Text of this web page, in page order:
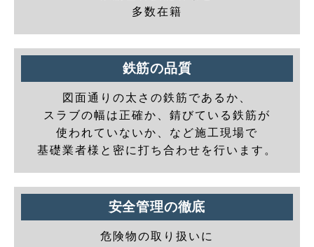
多数在籍
鉄筋の品質
図面通りの太さの鉄筋であるか、
スラブの幅は正確か、錆びている鉄筋が
使われていないか、など施工現場で
基礎業者様と密に打ち合わせを行います。
安全管理の徹底
危険物の取り扱いに